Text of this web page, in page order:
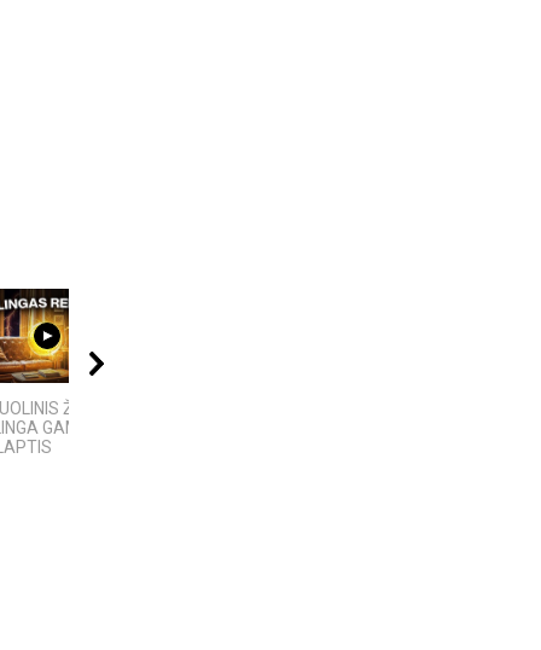
09:00
ŽAIBAS:
GAMTOS